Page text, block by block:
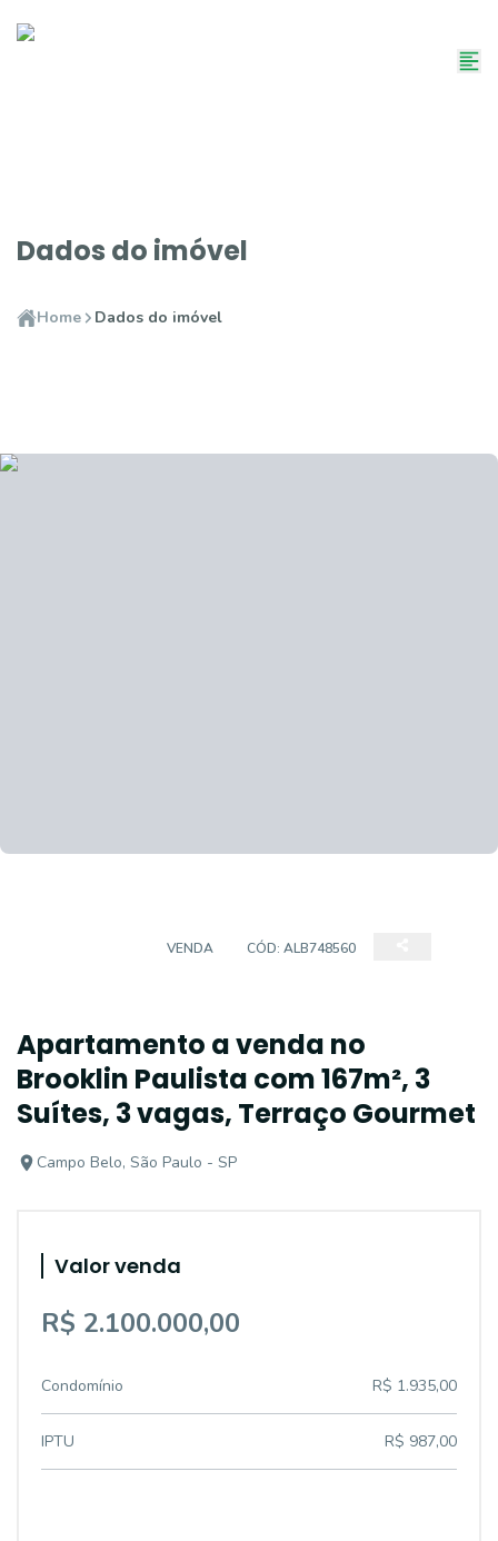
Dados do imóvel
Home Dados do imóvel
VENDA CÓD: ALB748560
Apartamento a venda no
Brooklin Paulista com 167m², 3
Suítes, 3 vagas, Terraço Gourmet
Campo Belo, São Paulo - SP
Valor venda
R$ 2.100.000,00
Condomínio R$ 1.935,00
IPTU R$ 987,00